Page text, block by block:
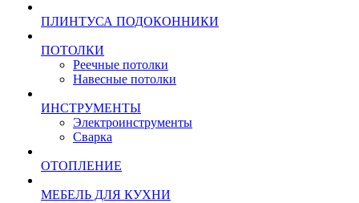
ПЛИНТУСА ПОДОКОННИКИ
ПОТОЛКИ
Реечные потолки
Навесные потолки
ИНСТРУМЕНТЫ
Электроинструменты
Сварка
ОТОПЛЕНИЕ
МЕБЕЛЬ ДЛЯ КУХНИ